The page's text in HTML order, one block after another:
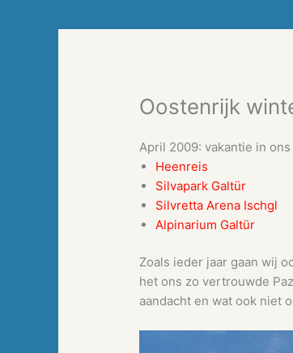
Oostenrijk
April 2009: vakantie in
Heenreis
Silvapark Galtür
Silvretta Arena Ischgl
Alpinarium Galtür
Zoals ieder jaar gaan wij
het ons zo vertrouwde
aandacht en wat ook niet